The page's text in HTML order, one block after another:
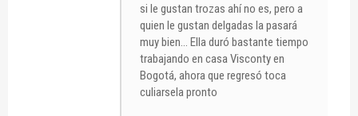
si le gustan trozas ahí no es, pero a
quien le gustan delgadas la pasará
muy bien... Ella duró bastante tiempo
trabajando en casa Visconty en
Bogotá, ahora que regresó toca
culiarsela pronto